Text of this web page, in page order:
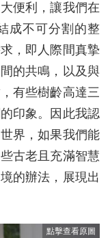
便利，讓我們在
成不可分割的整
，即人際間真摯
的共鳴，以及與
有些樹齡高達三
印象。因此我認
界，如果我們能
古老且充滿智慧
的辦法，展現出